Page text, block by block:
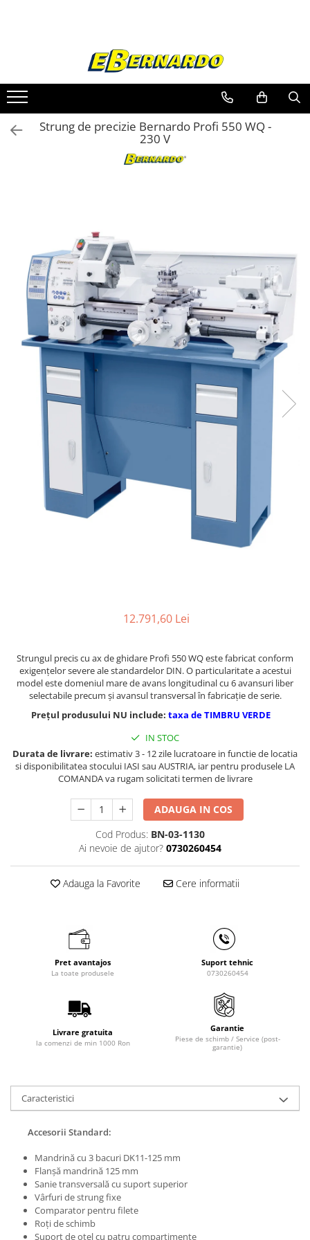
Prelucrare metal
Fierastraie pentru metal
Ferastraie mobile pentru metal
Fierastraie prelucrare metal
Ferastraie circulare pentru metal
Ferastraie metal cu banda si taiere
dubla semiautomate
Ferastraie prelucrare metal cu
banda si taiere dubla
Ferastraie verticale
Strunguri pentru metal
Strunguri CNC
Strunguri cu cutie de viteze
Strunguri cu surub de ghidare
Strunguri de precizie
Strunguri metal cu freza
Strunguri universale
Strunguri universale cu afisaj
Strunguri universale cu viteza
variabila
Masini de gaurit cu coloana si cap
Masini de gaurit cu coloana si
curea de distributie
Masini de gaurit cu masa
Masini de gaurit cu stand si
coloana
Masini de gaurit si frezat
Masini de gaurit cu freza
Masini de frezat universale
Centre de prelucrare verticale CNC
Masini de frezat cu batiu
Masini de frezat multifunctionale
Masini de frezat universale SERVO
Masini de frezat verticale
Masini de ascutit burghie
Masini de lustruit
Masini de polizat bavuri cu perii
Masini de rectificat plan
Masini de rectificat plan
Masini de rectificat rotund
Masini de satinat
Masini de slefuit cu disc
Masini de slefuit cu mediu umed si
Masini de slefuit cutite de gravat
Masini de tesit
Masini pentru slefuit tevi
Masini universale de ascutit
Polizoare de banc
Masini de filetat
Strung de precizie Bernardo Profi 550 WQ -
230 V
12.791,60 Lei
Strungul precis cu ax de ghidare Profi 550 WQ este fabricat conform
exigenţelor severe ale standardelor DIN. O particularitate a acestui
model este domeniul mare de avans longitudinal cu 6 avansuri liber
selectabile precum şi avansul transversal în fabricaţie de serie.
Prețul produsului NU include: taxa de TIMBRU VERDE
IN STOC
Durata de livrare: estimativ 3 - 12 zile lucratoare in functie de locatia
si disponibilitatea stocului IASI sau AUSTRIA, iar pentru produsele LA
COMANDA va rugam solicitati termen de livrare
ADAUGA IN COS
Cod Produs: BN-03-1130
Ai nevoie de ajutor? 0730260454
Adauga la Favorite Cere informatii
Pret avantajos
La toate produsele
Suport tehnic
0730260454
Livrare gratuita
la comenzi de min 1000 Ron
Garantie
Piese de schimb / Service (post-
garantie)
Caracteristici
Accesorii Standard:
Mandrină cu 3 bacuri DK11-125 mm
Flanşă mandrină 125 mm
Sanie transversală cu suport superior
Vârfuri de strung fixe
Comparator pentru filete
Roţi de schimb
Suport de oţel cu patru compartimente